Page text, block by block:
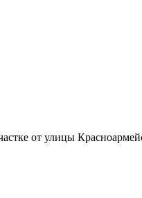
от улицы